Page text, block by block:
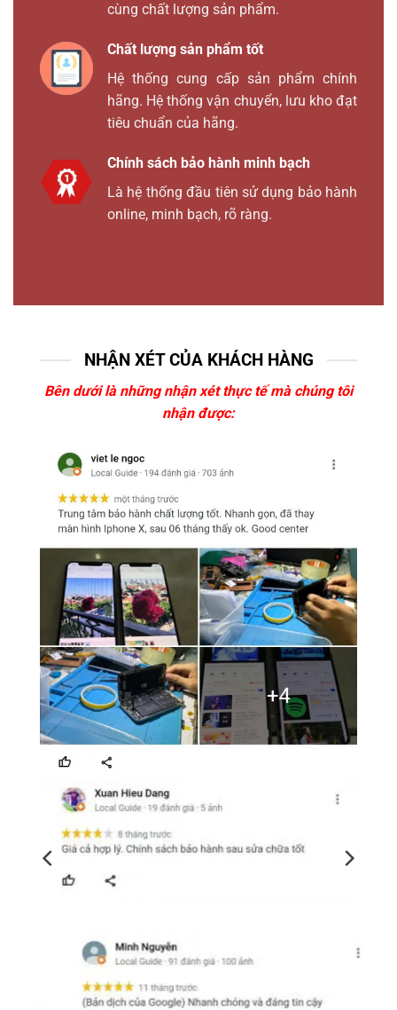
cùng chất lượng sản phẩm.
Chất lượng sản phẩm tốt
Hệ thống cung cấp sản phẩm chính
hãng. Hệ thống vận chuyển, lưu kho đạt
tiêu chuẩn của hãng.
Chính sách bảo hành minh bạch
Là hệ thống đầu tiên sử dụng bảo hành
online, minh bạch, rõ ràng.
NHẬN XÉT CỦA KHÁCH HÀNG
Bên dưới là những nhận xét thực tế mà chúng tôi
nhận được: